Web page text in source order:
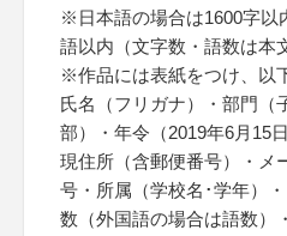
※日本語の場合は1600字以
語以内（文字数・語数は本
※作品には表紙をつけ、以
氏名（フリガナ）・部門（
部）・年令（2019年6月15
現住所（含郵便番号）・メ
号・所属（学校名･学年）
数（外国語の場合は語数）